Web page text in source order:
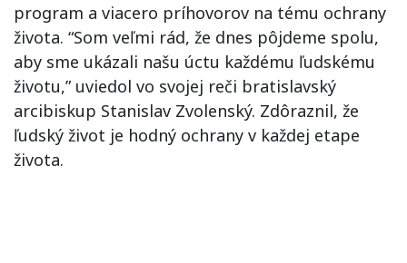
program a viacero príhovorov na tému ochrany
života. “Som veľmi rád, že dnes pôjdeme spolu,
aby sme ukázali našu úctu každému ľudskému
životu,” uviedol vo svojej reči bratislavský
arcibiskup Stanislav Zvolenský. Zdôraznil, že
ľudský život je hodný ochrany v každej etape
života.